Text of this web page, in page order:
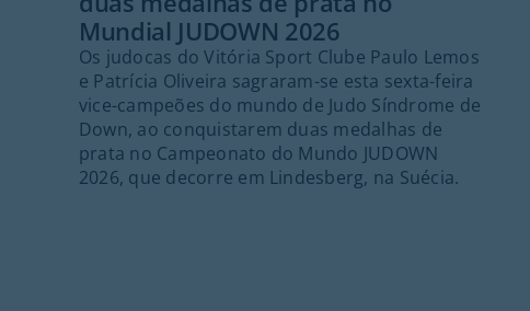
Mundial JUDOWN 2026
Os judocas do Vitória Sport Clube Paulo Lemos
e Patrícia Oliveira sagraram-se esta sexta-feira
vice-campeões do mundo de Judo Síndrome de
Down, ao conquistarem duas medalhas de
prata no Campeonato do Mundo JUDOWN
2026, que decorre em Lindesberg, na Suécia.